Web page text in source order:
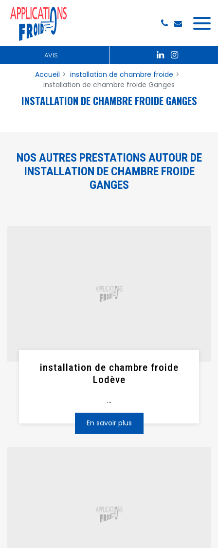
AVIS
Accueil
installation de chambre froide
installation de chambre froide Ganges
INSTALLATION DE CHAMBRE FROIDE GANGES
NOS AUTRES PRESTATIONS AUTOUR DE
INSTALLATION DE CHAMBRE FROIDE
GANGES
installation de chambre froide
Lodève
...
En savoir plus
Panneau de gestion des cookies